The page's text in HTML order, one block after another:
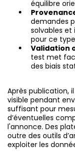
équilibre
demandes
solvables
pour ce
Validation
test met
des biais
Après publication,
visible pendant
suffisant pour
d’éventuelles
l'annonce. Des
outre des outils
exploiter les